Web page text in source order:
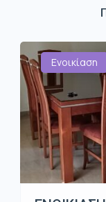
Ενοικίαση